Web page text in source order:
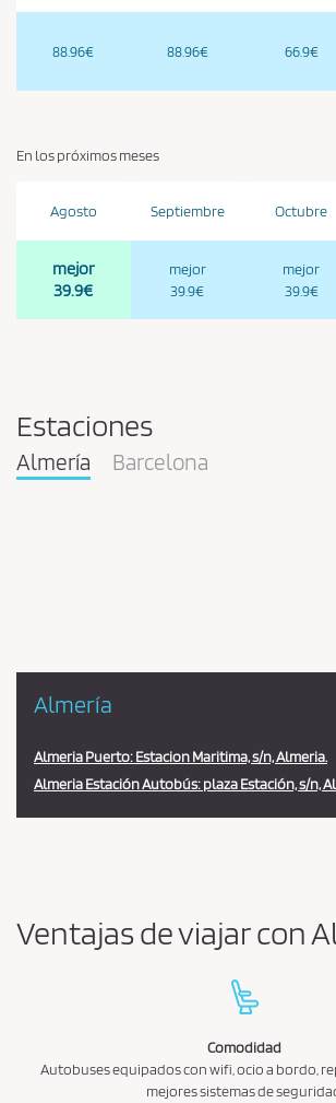
88.96€ 88.96€ 66.9€
En los próximos meses
Agosto
mejor
39.9€
Septiembre
mejor
39.9€
Octubre
mejor
39.9€
Estaciones
Almería Barcelona
Almería
Almeria Puerto: Estacion Maritima, s/n, Almeria.
Almeria Estación Autobús: plaza Estación, s/n,
Ventajas de viajar con
Comodidad
Autobuses equipados con wifi, ocio a bordo,
mejores sistemas de